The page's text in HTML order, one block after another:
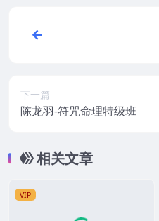
下一篇
陈龙羽-符咒命理特级班
相关文章
VIP